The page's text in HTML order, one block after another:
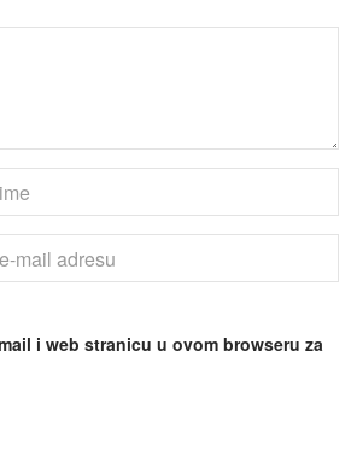
i web stranicu u ovom browseru za